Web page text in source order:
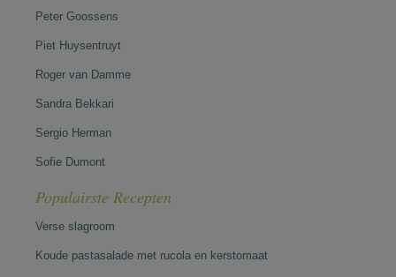
Peter Goossens
Piet Huysentruyt
Roger van Damme
Sandra Bekkari
Sergio Herman
Sofie Dumont
Populairste Recepten
Verse slagroom
Koude pastasalade met rucola en kerstomaat